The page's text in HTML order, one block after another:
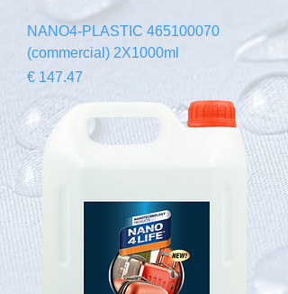
465100070 NANO4-PLASTIC
(commercial) 2X1000ml
السعر